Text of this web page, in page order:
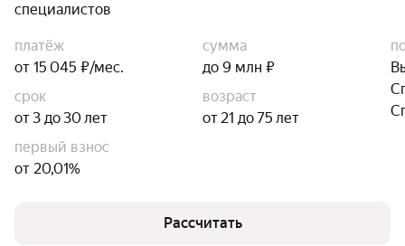
специалистов
платёж
от 15 045 ₽/мес.
сумма
до 9 млн ₽
срок
от 3 до 30 лет
возраст
от 21 до 75 лет
первый взнос
от 20,01%
Рассчитать